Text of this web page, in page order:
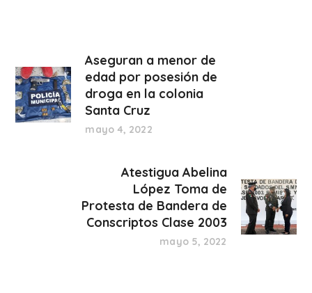
Aseguran a menor de
edad por posesión de
droga en la colonia
Santa Cruz
mayo 4, 2022
Atestigua Abelina
López Toma de
Protesta de Bandera de
Conscriptos Clase 2003
mayo 5, 2022